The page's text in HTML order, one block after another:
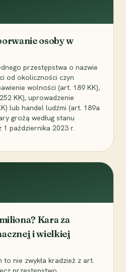
osoby w
przestępstwa o nazwie
od okoliczności czyn
wolności (art. 189 KK),
KK), uprowadzenie
lub handel ludźmi (art. 189a
grożą według stanu
października 2023 r.
Kara za
i wielkiej
to nie zwykła kradzież z art.